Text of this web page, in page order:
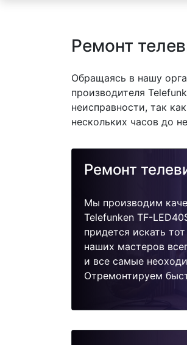
Ремонт
Обращаясь в нашу
производителя
неисправности, так
нескольких часов до
Ремонт
Мы производим
Telefunken TF-
придется искать
наших мастеров
и все самые
Отремонтируем